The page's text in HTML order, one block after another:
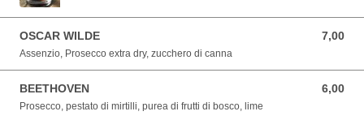
OSCAR WILDE 7,00
7,00 EUR
Assenzio, Prosecco extra dry, zucchero di canna
BEETHOVEN 6,00
6,00 EUR
Prosecco, pestato di mirtilli, purea di frutti di bosco, lime